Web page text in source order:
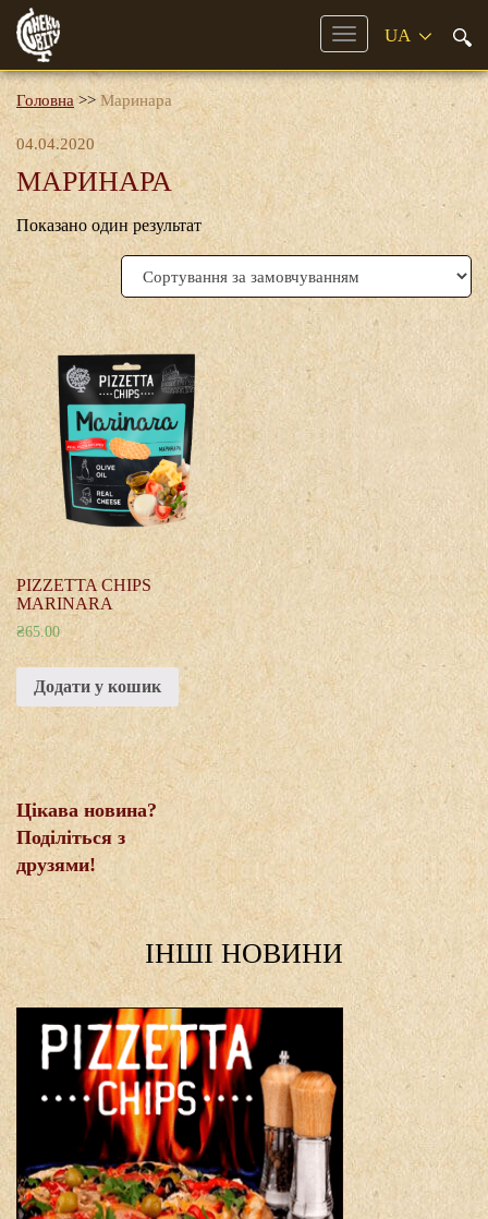
Mobile
Головна>> Маринара
04.04.2020
МАРИНАРА
Показано один результат
PIZZETTA CHIPS
MARINARA
₴65.00
Додати у кошик
Цікава новина?
Поділіться з
друзями!
IНШI НОВИНИ